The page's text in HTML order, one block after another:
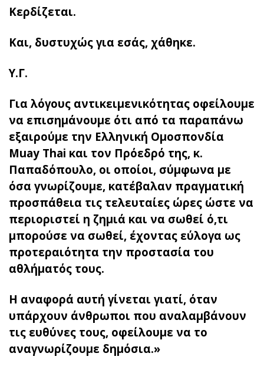
Κερδίζεται.
Και, δυστυχώς για εσάς, χάθηκε.
Υ.Γ.
Για λόγους αντικειμενικότητας οφείλουμε
να επισημάνουμε ότι από τα παραπάνω
εξαιρούμε την Ελληνική Ομοσπονδία
Muay Thai και τον Πρόεδρό της, κ.
Παπαδόπουλο, οι οποίοι, σύμφωνα με
όσα γνωρίζουμε, κατέβαλαν πραγματική
προσπάθεια τις τελευταίες ώρες ώστε να
περιοριστεί η ζημιά και να σωθεί ό,τι
μπορούσε να σωθεί, έχοντας εύλογα ως
προτεραιότητα την προστασία του
αθλήματός τους.
Η αναφορά αυτή γίνεται γιατί, όταν
υπάρχουν άνθρωποι που αναλαμβάνουν
τις ευθύνες τους, οφείλουμε να το
αναγνωρίζουμε δημόσια.»